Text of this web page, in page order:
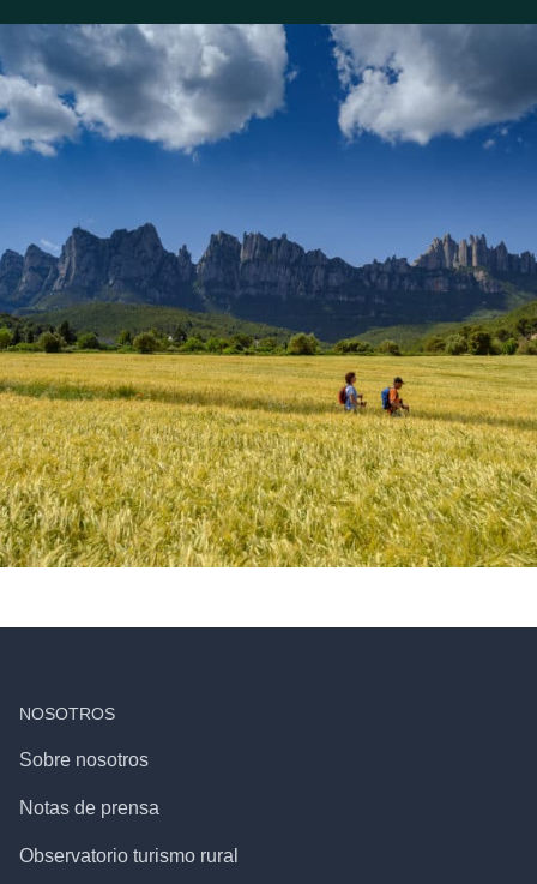
NOSOTROS
Sobre nosotros
Notas de prensa
Observatorio turismo rural